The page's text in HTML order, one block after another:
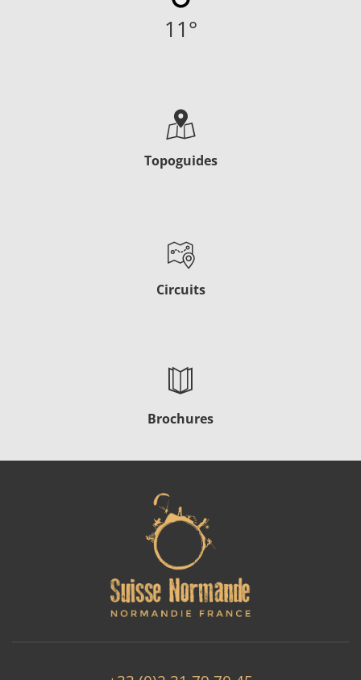
11°
Topoguides
Circuits
Brochures